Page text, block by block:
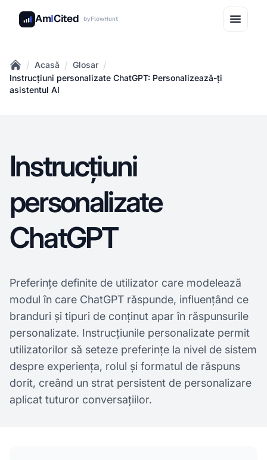
AmICited byFlowHunt
Home
/ Acasă / Glosar /
Instrucțiuni personalizate ChatGPT: Personalizează-ți
asistentul AI
Instrucțiuni
personalizate
ChatGPT
Preferințe definite de utilizator care modelează
modul în care ChatGPT răspunde, influențând ce
branduri și tipuri de conținut apar în răspunsurile
personalizate. Instrucțiunile personalizate permit
utilizatorilor să seteze preferințe la nivel de sistem
despre experiența, rolul și formatul de răspuns
dorit, creând un strat persistent de personalizare
aplicat tuturor conversațiilor.